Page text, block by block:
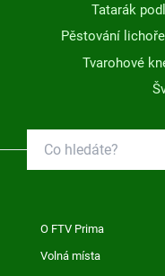
Tatarák
Pěstování
Tvarohové
O FTV Prima
Volná místa